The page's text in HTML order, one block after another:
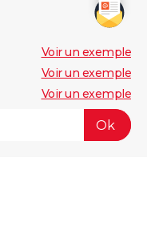
Voir un exemple
Voir un exemple
Voir un exemple